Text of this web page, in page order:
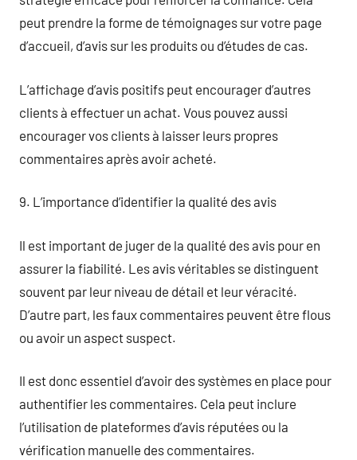
peut prendre la forme de témoignages sur votre page
d’accueil, d’avis sur les produits ou d’études de cas.
L’affichage d’avis positifs peut encourager d’autres
clients à effectuer un achat. Vous pouvez aussi
encourager vos clients à laisser leurs propres
commentaires après avoir acheté.
9. L’importance d’identifier la qualité des avis
Il est important de juger de la qualité des avis pour en
assurer la fiabilité. Les avis véritables se distinguent
souvent par leur niveau de détail et leur véracité.
D’autre part, les faux commentaires peuvent être flous
ou avoir un aspect suspect.
Il est donc essentiel d’avoir des systèmes en place pour
authentifier les commentaires. Cela peut inclure
l’utilisation de plateformes d’avis réputées ou la
vérification manuelle des commentaires.